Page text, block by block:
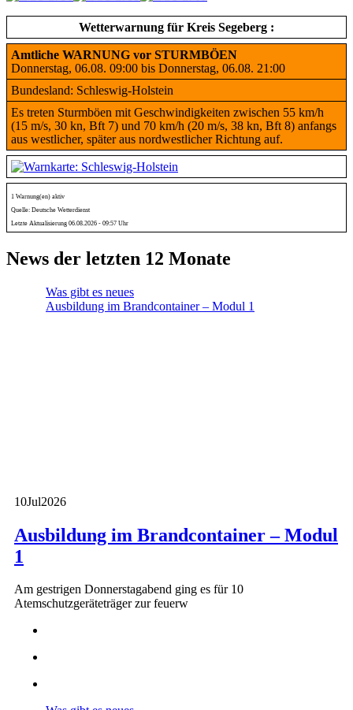
Wetterwarnung für Kreis Segeberg :
Amtliche WARNUNG vor STURMBÖEN
Donnerstag, 06.08. 09:00 bis Donnerstag, 06.08. 21:00
Bundesland: Schleswig-Holstein
Es treten Sturmböen mit Geschwindigkeiten zwischen 55 km/h
(15 m/s, 30 kn, Bft 7) und 70 km/h (20 m/s, 38 kn, Bft 8) anfangs
aus westlicher, später aus nordwestlicher Richtung auf.
1 Warnung(en) aktiv
Quelle: Deutsche Wetterdienst
Letzte Aktualisierung 06.08.2026 - 09:57 Uhr
News der letzten 12 Monate
Was gibt es neues
Ausbildung im Brandcontainer – Modul 1
10Jul2026
Ausbildung im Brandcontainer – Modul
1
Am gestrigen Donnerstagabend ging es für 10
Atemschutzgeräteträger zur feuerw